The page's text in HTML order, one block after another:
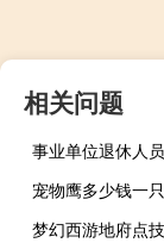
相关问题
宠物鹰多少钱一只
梦幻西游地府点